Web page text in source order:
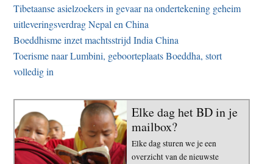
Tibetaanse asielzoekers in gevaar na ondertekening geheim
uitleveringsverdrag Nepal en China
Boeddhisme inzet machtsstrijd India China
Toerisme naar Lumbini, geboorteplaats Boeddha, stort
volledig in
Elke dag het BD in je
mailbox?
Elke dag sturen we je een
overzicht van de nieuwste